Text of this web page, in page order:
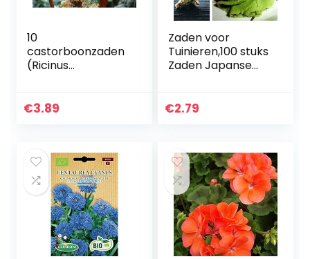
10
castorboonzaden
(Ricinus
€3.89
Zaden voor
Tuinieren,100 stuks
Zaden Japanse
Spice DIY Home
€2.79